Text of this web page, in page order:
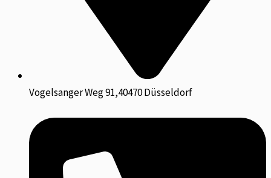
Vogelsanger Weg 91,40470 Düsseldorf